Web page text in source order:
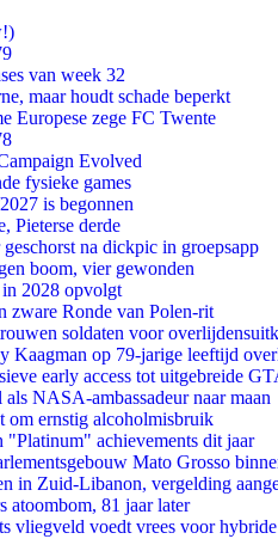
van week 32
maar houdt schade beperkt
Europese zege FC Twente
Evolved
fysieke games
is begonnen
Pieterse derde
na dickpic in groepsapp
boom, vier gewonden
2028 opvolgt
zware Ronde van Polen-rit
soldaten voor
Kaagman op 79-jarige leeftijd
early access tot uitgebreide
NASA-ambassadeur naar maan
om ernstig alcoholmisbruik
achievements dit jaar
Mato Grosso
in Zuid-Libanon, vergelding
atoombom, 81 jaar later
vliegveld voedt vrees voor